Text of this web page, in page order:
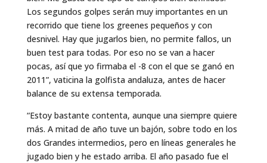
Los segundos golpes serán muy importantes en un
recorrido que tiene los greenes pequeños y con
desnivel. Hay que jugarlos bien, no permite fallos, un
buen test para todas. Por eso no se van a hacer
pocas, así que yo firmaba el -8 con el que se ganó en
2011”, vaticina la golfista andaluza, antes de hacer
balance de su extensa temporada.
“Estoy bastante contenta, aunque una siempre quiere
más. A mitad de año tuve un bajón, sobre todo en los
dos Grandes intermedios, pero en líneas generales he
jugado bien y he estado arriba. El año pasado fue el